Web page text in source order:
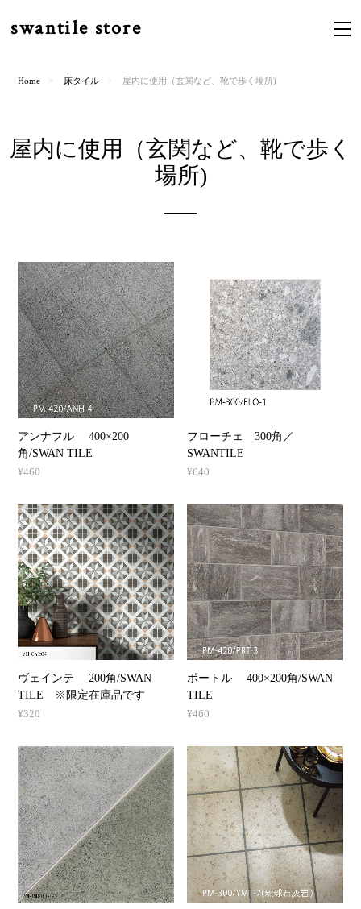
swantile store
Home 床タイル 屋内に使用（玄関など、靴で歩く場所)
屋内に使用（玄関など、靴で歩く
場所)
アンナフル 400×200
角/SWAN TILE
¥460
フローチェ 300角／
SWANTILE
¥640
ヴェインテ 200角/SWAN
TILE ※限定在庫品です
¥320
ポートル 400×200角/SWAN
TILE
¥460